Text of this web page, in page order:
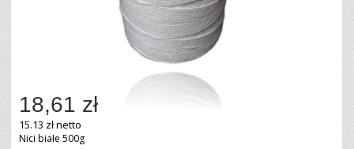
18,61 zł
15.13 zł netto
Nici białe 500g